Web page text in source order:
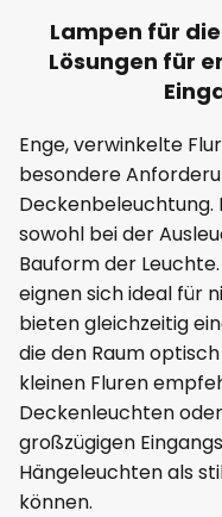
Lampen für
Lösungen für
Enge, verwinkelte
besondere
Deckenbeleuchtung.
sowohl bei der
Bauform der
eignen sich ideal für
bieten gleichzeitig
die den Raum
kleinen Fluren
Deckenleuchten
großzügigen
Hängeleuchten als
können.